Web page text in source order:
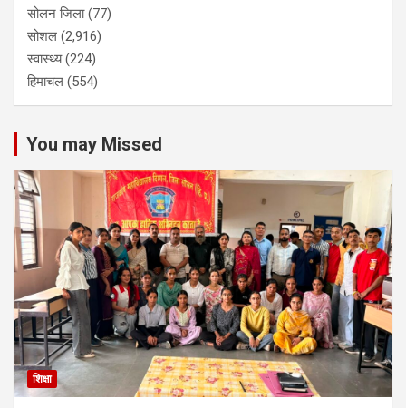
सोलन जिला(77)
सोशल (2,916)
स्वास्थ्य(224)
हिमाचल (554)
You may Missed
शिक्षा